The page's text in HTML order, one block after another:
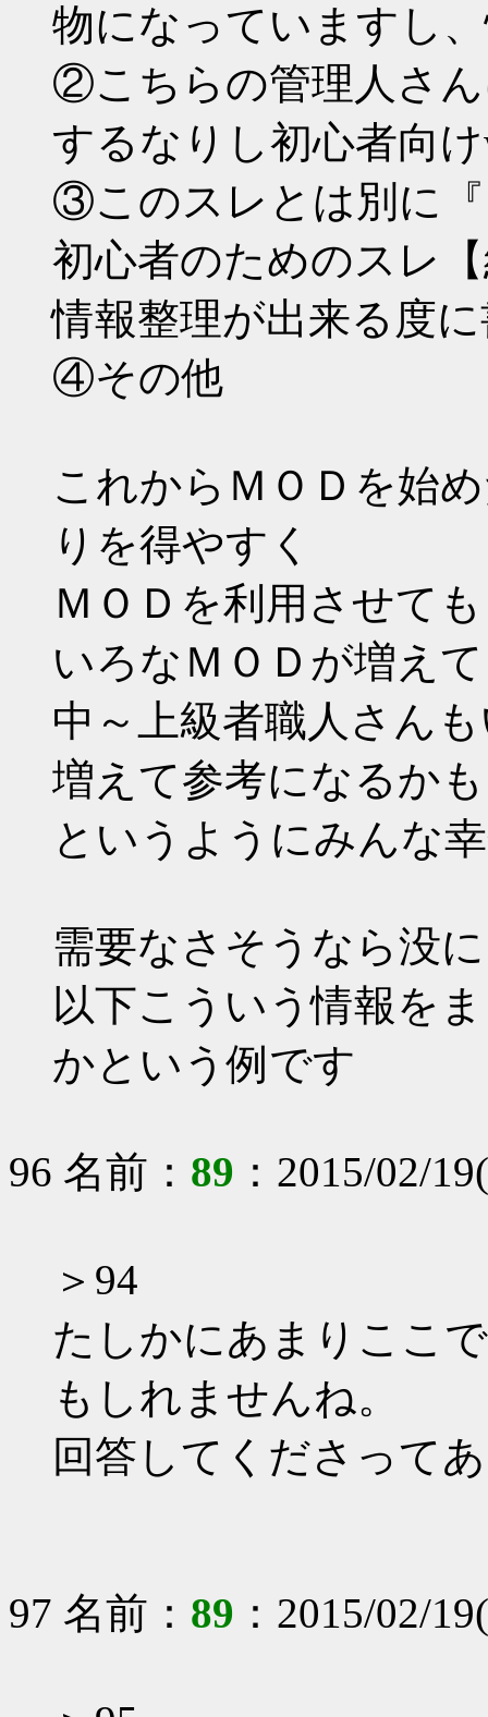
物になっていますし
②こちらの管理人さ
するなりし初心者向
③このスレとは別に
初心者のためのスレ
情報整理が出来る度
④その他
これからＭＯＤを始
りを得やすく
ＭＯＤを利用させて
いろなＭＯＤが増え
中～上級者職人さん
増えて参考になるか
というようにみんな
需要なさそうなら没
以下こういう情報を
かという例です
96 名前： 89 ：2015/02/
＞94
たしかにあまりここ
もしれませんね。
回答してくださって
97 名前： 89 ：2015/02/